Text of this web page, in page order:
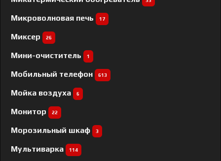
Микроволновая печь 17
Миксер 26
Мини-очиститель 1
Мобильный телефон 613
Мойка воздуха 6
Монитор 22
Морозильный шкаф 3
Мультиварка 114